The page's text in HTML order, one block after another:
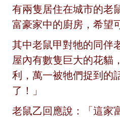
有兩隻居住在城市的老
富豪家中的廚房，希望
其中老鼠甲對牠的同伴
屋內有數隻巨大的花貓
利，萬一被牠們捉到的
了！」
老鼠乙回應說：「這家